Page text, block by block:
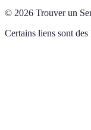
© 2026 Trouver un
Certains liens sont